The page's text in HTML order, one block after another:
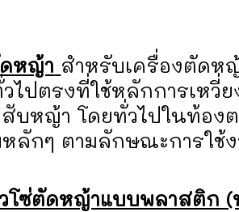
หญ้า สำหรับเครื่องตัดห
ไปตรงที่ใช้หลักการเหวี่
บหญ้า โดยทั่วไปในท้อง
ลักๆ ตามลักษณะการใช้
โซ่ตัดหญ้าแบบพลาสติก (